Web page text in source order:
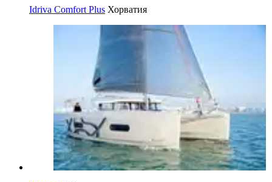
Idriva Comfort Plus Хорватия